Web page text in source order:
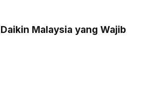
Malaysia yang Wajib